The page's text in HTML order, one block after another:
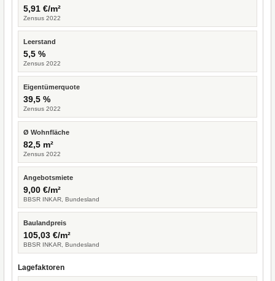
5,91 €/m²
Zensus 2022
Leerstand
5,5 %
Zensus 2022
Eigentümerquote
39,5 %
Zensus 2022
Ø Wohnfläche
82,5 m²
Zensus 2022
Angebotsmiete
9,00 €/m²
BBSR INKAR, Bundesland
Baulandpreis
105,03 €/m²
BBSR INKAR, Bundesland
Lagefaktoren